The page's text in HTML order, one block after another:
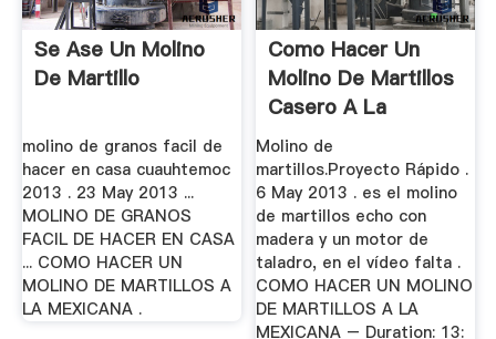
Se Ase Un Molino
De Martillo
molino de granos facil de
hacer en casa cuauhtemoc
2013 . 23 May 2013 ...
MOLINO DE GRANOS
FACIL DE HACER EN CASA
... COMO HACER UN
MOLINO DE MARTILLOS A
LA MEXICANA .
Como Hacer Un
Molino De Martillos
Casero A La
Mexicana
Molino de
martillos.Proyecto Rápido .
6 May 2013 . es el molino
de martillos echo con
madera y un motor de
taladro, en el vídeo falta .
COMO HACER UN MOLINO
DE MARTILLOS A LA
MEXICANA – Duration: 13: